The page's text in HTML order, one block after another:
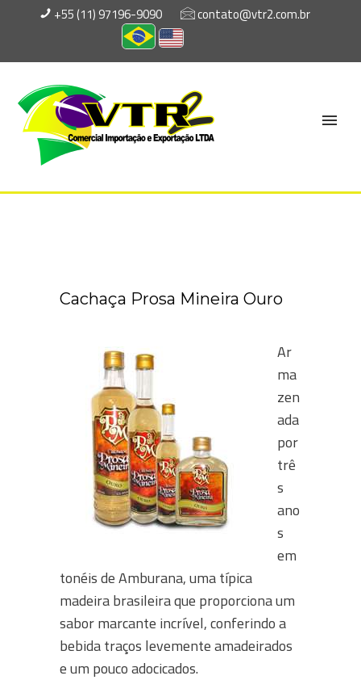
+55 (11) 97196-9090 contato@vtr2.com.br
Cachaça Prosa Mineira Ouro
Ar
ma
zen
ada
por
trê
s
ano
s
em
tonéis de Amburana, uma típica
madeira brasileira que proporciona um
sabor marcante incrível, conferindo a
bebida traços levemente amadeirados
e um pouco adocicados.